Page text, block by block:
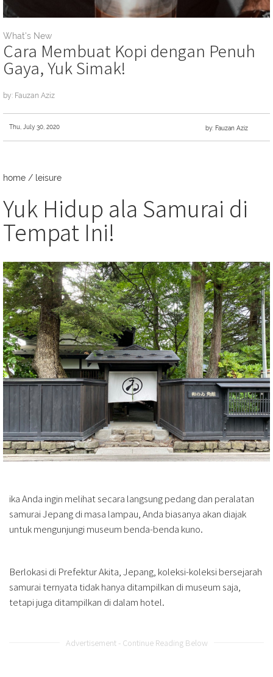
What's New
Cara Membuat Kopi dengan Penuh
Gaya, Yuk Simak!
by: Fauzan Aziz
Thu, July 30, 2020 by: Fauzan Aziz
home / leisure
Yuk Hidup ala Samurai di
Tempat Ini!
ika Anda ingin melihat secara langsung pedang dan peralatan
samurai Jepang di masa lampau, Anda biasanya akan diajak
untuk mengunjungi museum benda-benda kuno.
Berlokasi di Prefektur Akita, Jepang, koleksi-koleksi bersejarah
samurai ternyata tidak hanya ditampilkan di museum saja,
tetapi juga ditampilkan di dalam hotel.
Advertisement - Continue Reading Below